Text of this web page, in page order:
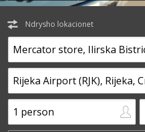
Ndrysho lokacionet